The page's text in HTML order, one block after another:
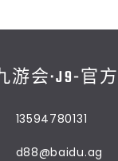
游会·J9-官
13594780131
d88@baidu.ag